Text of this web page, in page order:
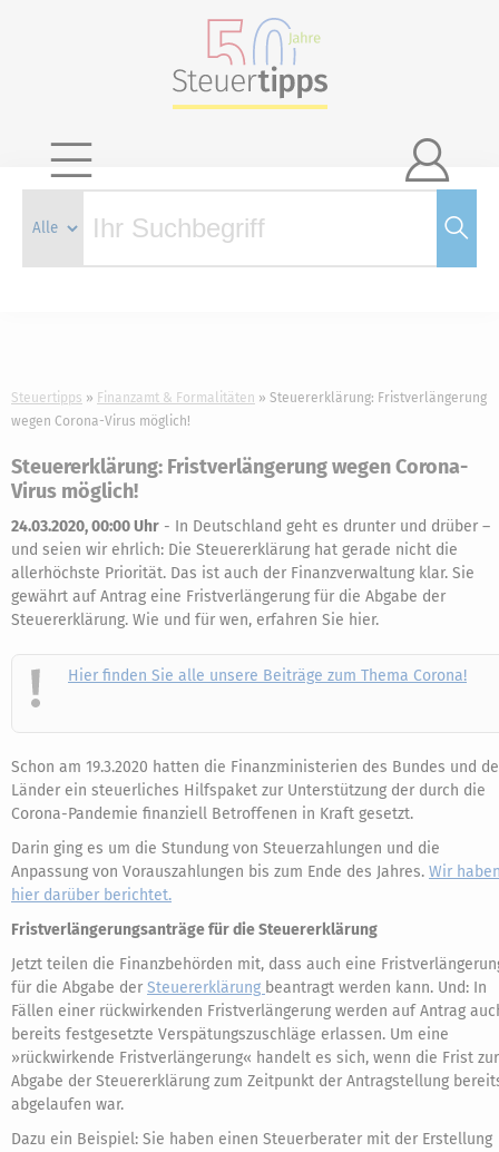

Steuertipps Finanzamt & Formalitäten
Steuererklärung: Fristverlängerung
wegen Corona-Virus möglich!
Steuererklärung: Fristverlängerung wegen Corona-
Virus möglich!
24.03.2020, 00:00 Uhr - In Deutschland geht es drunter und drüber –
und seien wir ehrlich: Die Steuererklärung hat gerade nicht die
allerhöchste Priorität. Das ist auch der Finanzverwaltung klar. Sie
gewährt auf Antrag eine Fristverlängerung für die Abgabe der
Steuererklärung. Wie und für wen, erfahren Sie hier.
Hier finden Sie alle unsere Beiträge zum Thema Corona!
Schon am 19.3.2020 hatten die Finanzministerien des Bundes und
Länder ein steuerliches Hilfspaket zur Unterstützung der durch die
Corona-Pandemie finanziell Betroffenen in Kraft gesetzt.
Darin ging es um die Stundung von Steuerzahlungen und die
Anpassung von Vorauszahlungen bis zum Ende des Jahres. Wir
hier darüber berichtet.
Fristverlängerungsanträge für die Steuererklärung
Jetzt teilen die Finanzbehörden mit, dass auch eine
für die Abgabe der Steuererklärung beantragt werden kann. Und: In
Fällen einer rückwirkenden Fristverlängerung werden auf Antrag
bereits festgesetzte Verspätungszuschläge erlassen. Um eine
»rückwirkende Fristverlängerung« handelt es sich, wenn die Frist zur
Abgabe der Steuererklärung zum Zeitpunkt der Antragstellung
abgelaufen war.
Dazu ein Beispiel: Sie haben einen Steuerberater mit der Erstellung